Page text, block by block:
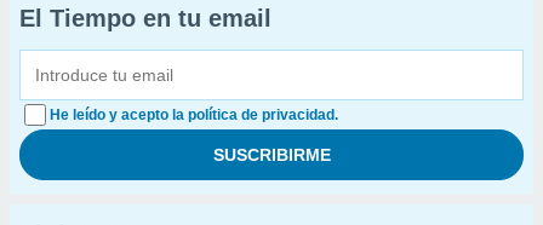
El Tiempo en tu email
He leído y acepto la política de privacidad.